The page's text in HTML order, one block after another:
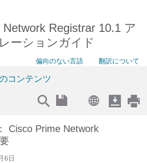
Registrar 10.1 ア
ーションガイド
偏向のない言語 翻訳について
コンテンツ
6日
Cisco Prime Network